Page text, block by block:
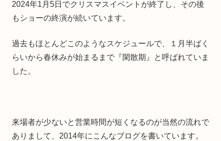
2024年1月5日でクリスマスイベントが終了し、その後
もショーの終演が続いています。
過去もほとんどこのようなスケジュールで、１月半ばく
らいから春休みが始まるまで『閑散期』と呼ばれていま
した。
来場者が少ないと営業時間が短くなるのが当然の流れで
ありまして、2014年にこんなブログを書いています。